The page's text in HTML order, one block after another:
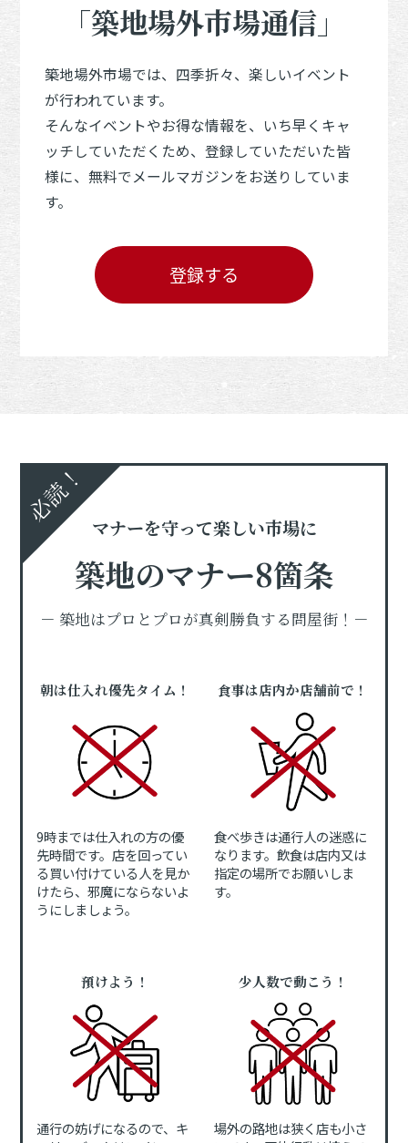
「築地場外市場通信」
築地場外市場では、四季折々、楽しいイベント
が行われています。
そんなイベントやお得な情報を、いち早くキャ
ッチしていただくため、登録していただいた皆
様に、無料でメールマガジンをお送りしていま
す。
登録する
必読！
マナーを守って楽しい市場に
築地のマナー8箇条
－ 築地はプロとプロが真剣勝負する問屋街！－
朝は仕入れ優先タイム！
9時までは仕入れの方の優
先時間です。店を回ってい
る買い付けている人を見か
けたら、邪魔にならないよ
うにしましょう。
食事は店内か店舗前で！
食べ歩きは通行人の迷惑に
なります。飲食は店内又は
指定の場所でお願いしま
す。
預けよう！
通行の妨げになるので、キ
少人数で動こう！
場外の路地は狭く店も小さ